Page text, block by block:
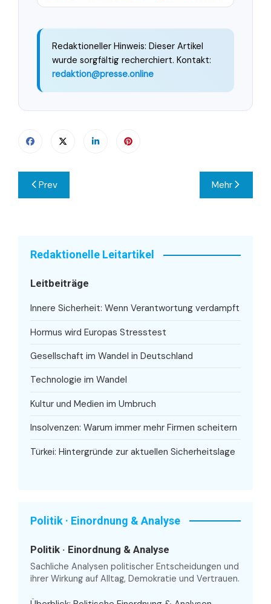
Redaktioneller Hinweis: Dieser Artikel
wurde sorgfältig recherchiert. Kontakt:
redaktion@presse.online
Beitragsnavigation
Prev Mehr
Redaktionelle Leitartikel
Leitbeiträge
Innere Sicherheit: Wenn Verantwortung verdampft
Hormus wird Europas Stresstest
Gesellschaft im Wandel in Deutschland
Technologie im Wandel
Kultur und Medien im Umbruch
Insolvenzen: Warum immer mehr Firmen scheitern
Türkei: Hintergründe zur aktuellen Sicherheitslage
Politik · Einordnung & Analyse
Politik · Einordnung & Analyse
Sachliche Analysen politischer Entscheidungen und
ihrer Wirkung auf Alltag, Demokratie und Vertrauen.